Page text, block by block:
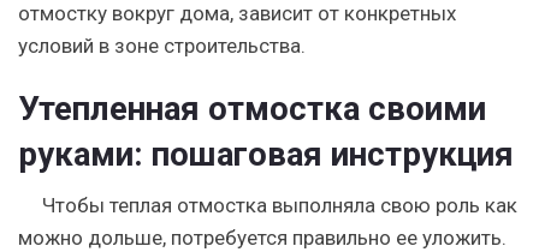
отмостку вокруг дома, зависит от конкретных
условий в зоне строительства.
Утепленная отмостка своими
руками: пошаговая инструкция
Чтобы теплая отмостка выполняла свою роль как
можно дольше, потребуется правильно ее уложить.